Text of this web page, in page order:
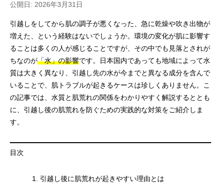
公開日: 2026年3月31日
引越しをしてから肌の調子が悪くなった、急に乾燥や吹き出物が
増えた、という経験はないでしょうか。環境の変化が肌に影響す
ることは多くの人が感じることですが、その中でも見落とされが
ちなのが「水」の影響です。日本国内であっても地域によって水
質は大きく異なり、引越し先の水が今までと異なる成分を含んで
いることで、肌トラブルが起きるケースは珍しくありません。こ
の記事では、水質と肌荒れの関係をわかりやすく解説するととも
に、引越し後の肌荒れを防ぐための実践的な対策をご紹介しま
す。
目次
引越し後に肌荒れが起きやすい理由とは